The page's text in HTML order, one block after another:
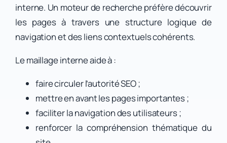
interne. Un moteur de recherche préfère découvrir
les pages à travers une structure logique de
navigation et des liens contextuels cohérents.
Le maillage interne aide à :
faire circuler l’autorité SEO ;
mettre en avant les pages importantes ;
faciliter la navigation des utilisateurs ;
renforcer la compréhension thématique du